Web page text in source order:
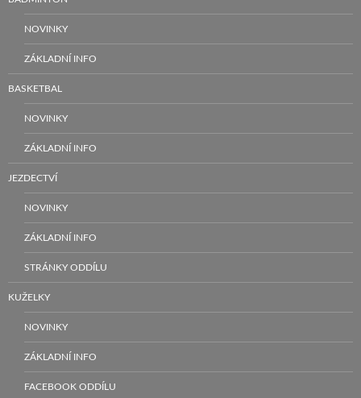
NOVINKY
ZÁKLADNÍ INFO
BASKETBAL
NOVINKY
ZÁKLADNÍ INFO
JEZDECTVÍ
NOVINKY
ZÁKLADNÍ INFO
STRÁNKY ODDÍLU
KUŽELKY
NOVINKY
ZÁKLADNÍ INFO
FACEBOOK ODDÍLU